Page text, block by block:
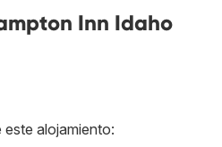
Inn Idaho
alojamiento: